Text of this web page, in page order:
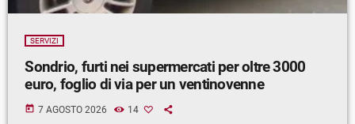
SERVIZI
Sondrio, furti nei supermercati per oltre 3000
euro, foglio di via per un ventinovenne
today 7 AGOSTO 2026 14